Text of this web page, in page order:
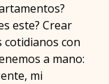
este? Crear
cotidianos con
a mano:
mi